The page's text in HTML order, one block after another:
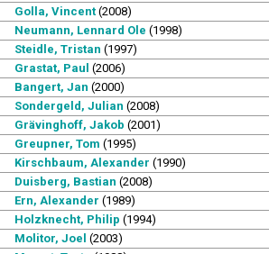
Golla, Vincent (2008)
Neumann, Lennard Ole (1998)
Steidle, Tristan (1997)
Grastat, Paul (2006)
Bangert, Jan (2000)
Sondergeld, Julian (2008)
Grävinghoff, Jakob (2001)
Greupner, Tom (1995)
Kirschbaum, Alexander (1990)
Duisberg, Bastian (2008)
Ern, Alexander (1989)
Holzknecht, Philip (1994)
Molitor, Joel (2003)